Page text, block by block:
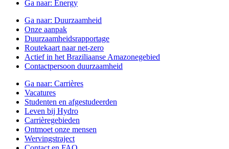
Ga naar: Energy
Ga naar: Duurzaamheid
Onze aanpak
Duurzaamheidsrapportage
Routekaart naar net-zero
Actief in het Braziliaanse Amazonegebied
Contactpersoon duurzaamheid
Ga naar: Carrières
Vacatures
Studenten en afgestudeerden
Leven bij Hydro
Carrièregebieden
Ontmoet onze mensen
Wervingstraject